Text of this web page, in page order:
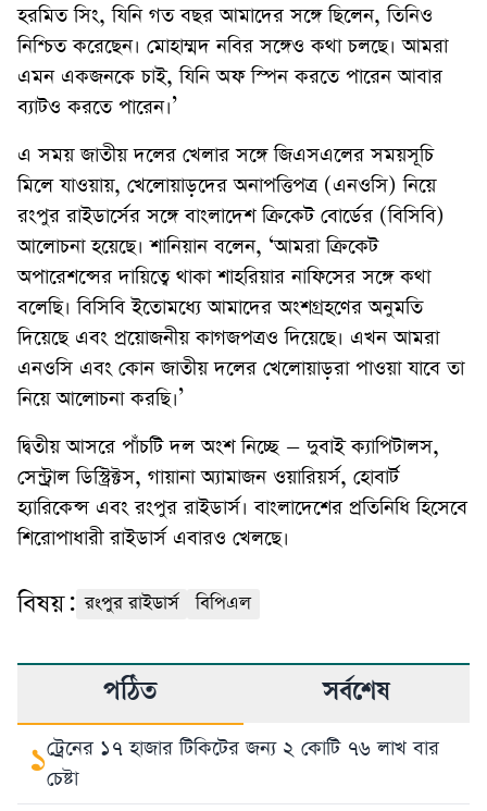
হরমিত সিং, যিনি গত বছর আমাদের সঙ্গে ছিলেন, তিনিও
নিশ্চিত করেছেন। মোহাম্মদ নবির সঙ্গেও কথা চলছে। আমরা
এমন একজনকে চাই, যিনি অফ স্পিন করতে পারেন আবার
ব্যাটও করতে পারেন।’
এ সময় জাতীয় দলের খেলার সঙ্গে জিএসএলের সময়সূচি
মিলে যাওয়ায়, খেলোয়াড়দের অনাপত্তিপত্র (এনওসি) নিয়ে
রংপুর রাইডার্সের সঙ্গে বাংলাদেশ ক্রিকেট বোর্ডের (বিসিবি)
আলোচনা হয়েছে। শানিয়ান বলেন, ‘আমরা ক্রিকেট
অপারেশন্সের দায়িত্বে থাকা শাহরিয়ার নাফিসের সঙ্গে কথা
বলেছি। বিসিবি ইতোমধ্যে আমাদের অংশগ্রহণের অনুমতি
দিয়েছে এবং প্রয়োজনীয় কাগজপত্রও দিয়েছে। এখন আমরা
এনওসি এবং কোন জাতীয় দলের খেলোয়াড়রা পাওয়া যাবে তা
নিয়ে আলোচনা করছি।’
দ্বিতীয় আসরে পাঁচটি দল অংশ নিচ্ছে – দুবাই ক্যাপিটালস,
সেন্ট্রাল ডিস্ট্রিক্টস, গায়ানা অ্যামাজন ওয়ারিয়র্স, হোবার্ট
হ্যারিকেন্স এবং রংপুর রাইডার্স। বাংলাদেশের প্রতিনিধি হিসেবে
শিরোপাধারী রাইডার্স এবারও খেলছে।
বিষয়: রংপুর রাইডার্স বিপিএল
পঠিত সর্বশেষ
১ট্রেনের ১৭ হাজার টিকিটের জন্য ২ কোটি ৭৬ লাখ বার
চেষ্টা